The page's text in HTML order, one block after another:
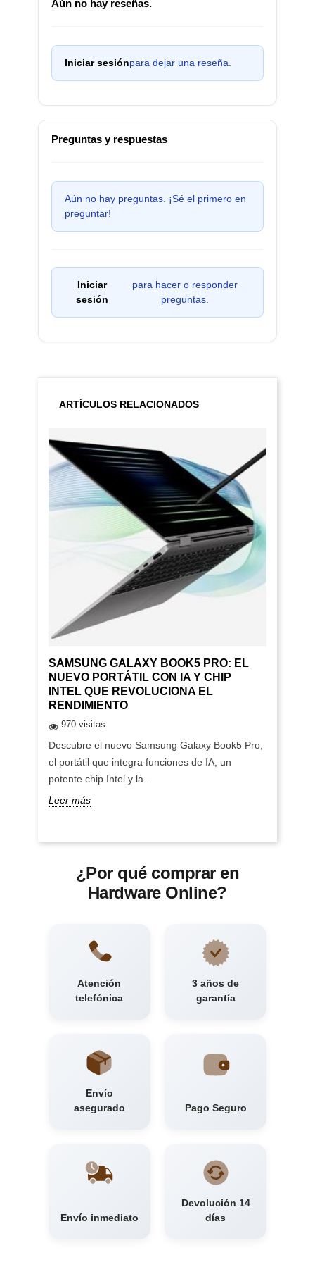
Aún no hay reseñas.
Iniciar sesiónpara dejar una reseña.
Preguntas y respuestas
Aún no hay preguntas. ¡Sé el primero en
preguntar!
Iniciar
sesión
para hacer o responder
preguntas.
ARTÍCULOS RELACIONADOS
SAMSUNG GALAXY BOOK5 PRO: EL
NUEVO PORTÁTIL CON IA Y CHIP
INTEL QUE REVOLUCIONA EL
RENDIMIENTO
970 visitas
Descubre el nuevo Samsung Galaxy Book5 Pro,
el portátil que integra funciones de IA, un
potente chip Intel y la...
Leer más
¿Por qué comprar en
Hardware Online?
Atención
telefónica
3 años de
garantía
Envío
asegurado
Pago Seguro
Envío inmediato
Devolución 14
días